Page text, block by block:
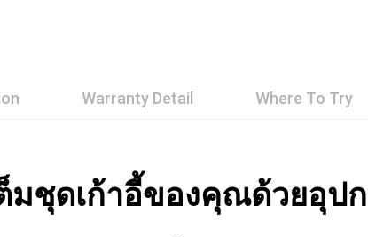
มชุดเก้าอี้ของคุณด้วยอุป
Warranty Detail Where To Try